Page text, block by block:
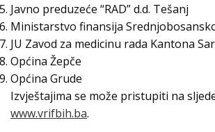
Javno preduzeće “RAD” d.d. Tešanj
Ministarstvo finansija
JU Zavod za medicinu rada Kantona
Općina Žepče
Općina Grude
Izvještajima se može pristupiti na
www.vrifbih.ba.